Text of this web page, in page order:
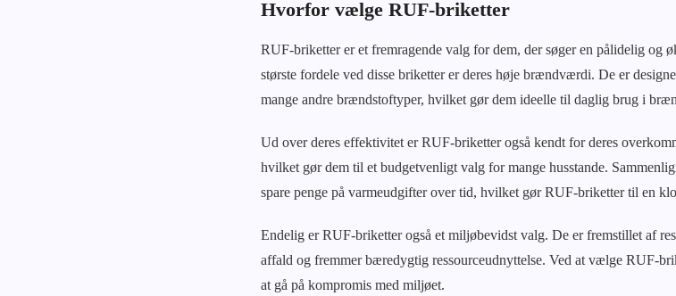
Hvorfor vælge RUF-briketter
RUF-briketter er et fremragende valg for dem, der søger en pålidelig og
største fordele ved disse briketter er deres høje brændværdi. De er
mange andre brændstoftyper, hvilket gør dem ideelle til daglig brug i
Ud over deres effektivitet er RUF-briketter også kendt for deres
hvilket gør dem til et budgetvenligt valg for mange husstande.
spare penge på varmeudgifter over tid, hvilket gør RUF-briketter til en
Endelig er RUF-briketter også et miljøbevidst valg. De er fremstillet af
affald og fremmer bæredygtig ressourceudnyttelse. Ved at vælge RUF-
at gå på kompromis med miljøet.